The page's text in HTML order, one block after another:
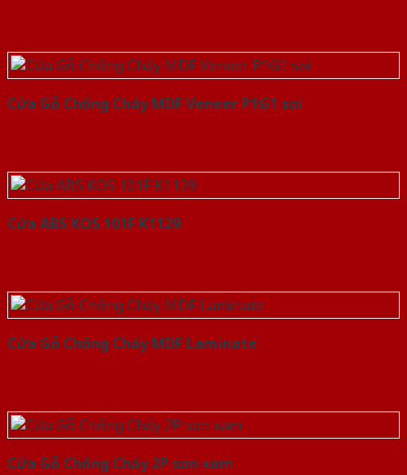
Cửa Gỗ Chống Cháy MDF Veneer P1G1 soi
Cửa ABS KOS 101F K1129
Cửa Gỗ Chống Cháy MDF Laminate
Cửa Gỗ Chống Cháy 2P son xam